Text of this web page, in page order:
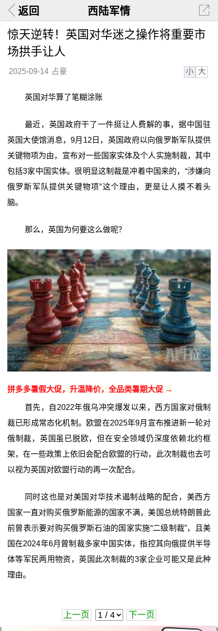
返回 西陆军情
惊天逆转！英国对华迷之操作将重要市
场拱手让人
2025-09-14 占豪 小 大
英国对华算了笔糊涂账
最近，英国政府干了一件挺让人费解的事，据中国驻
英国大使馆消息，9月12日，英国政府以向俄罗斯军队提供
关键物项为由，宣布对一些国家实体及个人实施制裁，其中
包括3家中国实体。很明显这制裁是冲着中国来的，“涉嫌向
俄罗斯军队提供关键物项”这个理由，更是让人摸不着头
脑。
那么，英国为何要这么做呢？
拼多多暑假大促，升温降价，全品类暑期大促 →
首先，自2022年俄乌冲突爆发以来，西方国家对俄制
裁已形成常态化机制。欧盟在2025年9月宣布推进新一轮对
俄制裁，英国虽已脱欧，但在安全领域仍深度依赖北约框
架，在一些政策上依旧会配合欧盟的行动，此次制裁也去可
以视为英国对欧盟行动的再一次配合。
同时这也是对美国对华技术遏制战略的配合，美西方
国家一直对购买俄罗斯能源的国家不满，美国总统特朗普此
前曾表示要对购买俄罗斯石油的国家实施“二级制裁”，且美
国在2024年6月曾制裁多家中国实体，指控其向俄提供半导
体等军民两用物资，英国此次制裁的3家企业可能又是此种
理由。
上一页 下一页